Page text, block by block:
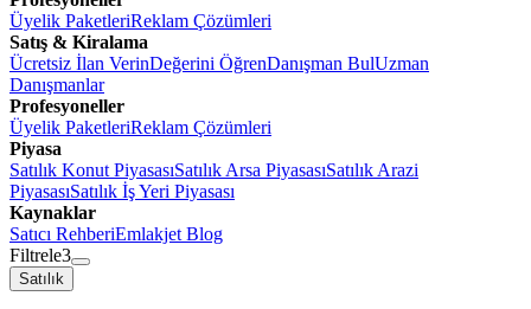
Üyelik PaketleriReklam Çözümleri
Satış & Kiralama
Ücretsiz İlan VerinDeğerini ÖğrenDanışman BulUzman
Danışmanlar
Profesyoneller
Üyelik PaketleriReklam Çözümleri
Piyasa
Satılık Konut PiyasasıSatılık Arsa PiyasasıSatılık Arazi
PiyasasıSatılık İş Yeri Piyasası
Kaynaklar
Satıcı RehberiEmlakjet Blog
Filtrele3
Satılık